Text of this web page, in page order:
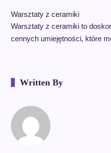
Warsztaty z ceramiki
Warsztaty z ceramiki to
cennych umiejętności, które
Written By